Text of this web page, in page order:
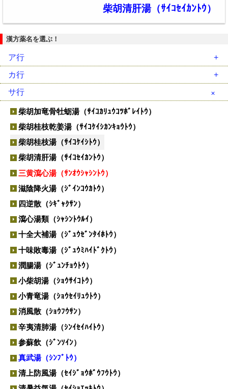
柴胡清肝湯（ｻｲｺｾｲｶﾝﾄｳ）
漢方薬名を選ぶ！
ア行
安中散（ｱﾝﾁｭｳｻﾝ）
胃苓湯（ｲﾚｲﾄｳ）
カ行
藿香正気散（ｶｯｺｳｼｮｳｷｻﾝ）
葛根湯（ｶｯｺﾝﾄｳ）
葛根湯加川芎辛夷（ｶｯｺﾝﾄｳｶｾﾝｷｭｳｼﾝｲ）
加味逍遙散（ｶﾐｼｮｳﾖｳｻﾝ）
帰脾湯（ｷﾋﾄｳ）
芎帰調血飲（ｷｭｳｷﾁｮｳｹﾂｲﾝ）
荊芥連翹湯（ｹｲｶﾞｲﾚﾝｷﾞｮｳﾄｳ）
桂枝湯（ｹｲｼﾄｳ）
桂枝茯苓丸（ｹｲｼﾌﾞｸﾘｮｳｶﾞﾝ）
啓脾湯（ｹｲﾋﾄｳ）
建中湯 類（ｹﾝﾁｭｳﾄｳ ﾙｲ）
五積散（ｺﾞｼｬｸｻﾝ）
牛車腎気丸（ｺﾞｼｬｼﾞﾝｷｶﾞﾝ）
呉茱萸湯（ｺﾞｼｭﾕﾄｳ）
サ行
柴胡加竜骨牡蛎湯（ｻｲｺｶﾘｭｳｺﾂﾎﾞﾚｲﾄｳ）
柴胡桂枝乾姜湯（ｻｲｺｹｲｼｶﾝｷｮｳﾄｳ）
柴胡桂枝湯（ｻｲｺｹｲｼﾄｳ）
柴胡清肝湯（ｻｲｺｾｲｶﾝﾄｳ）
三黄瀉心湯（ｻﾝｵｳｼｬｼﾝﾄｳ）
滋陰降火湯（ｼﾞｲﾝｺｳｶﾄｳ）
四逆散（ｼｷﾞｬｸｻﾝ）
瀉心湯類（ｼｬｼﾝﾄｳﾙｲ）
十全大補湯（ｼﾞｭｳｾﾞﾝﾀｲﾎﾄｳ）
十味敗毒湯（ｼﾞｭｳﾐﾊｲﾄﾞｸﾄｳ）
潤腸湯（ｼﾞｭﾝﾁｮｳﾄｳ）
小柴胡湯（ｼｮｳｻｲｺﾄｳ）
小青竜湯（ｼｮｳｾｲﾘｭｳﾄｳ）
消風散（ｼｮｳﾌｳｻﾝ）
辛夷清肺湯（ｼﾝｲｾｲﾊｲﾄｳ）
参蘇飲（ｼﾞﾝｿｲﾝ）
真武湯（ｼﾝﾌﾞﾄｳ）
清上防風湯（ｾｲｼﾞｮｳﾎﾞｳﾌｳﾄｳ）